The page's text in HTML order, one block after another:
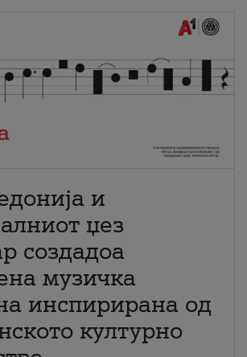
и
џез
создадоа
музичка
инспирирана од
културно